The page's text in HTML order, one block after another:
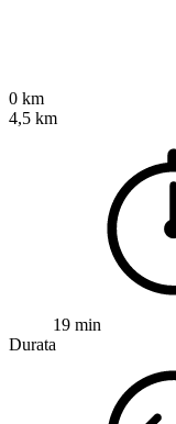
0 km
4,5 km
19 min
Durata